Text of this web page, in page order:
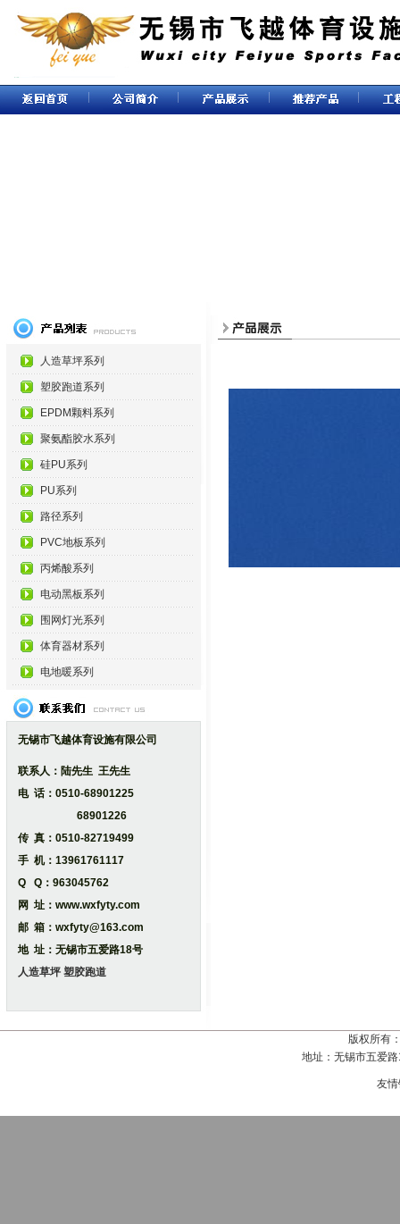
人造草坪系列
塑胶跑道系列
EPDM颗料系列
聚氨酯胶水系列
硅PU系列
PU系列
路径系列
PVC地板系列
丙烯酸系列
电动黑板系列
围网灯光系列
体育器材系列
电地暖系列
无锡市飞越体育设施有限公司
联系人：陆先生 王先生
电 话：0510-68901225
68901226
传 真：0510-82719499
手 机：13961761117
Q Q：963045762
网 址：www.wxfyty.com
邮 箱：wxfyty@163.com
地 址：无锡市五爱路18号
人造草坪 塑胶跑道
版权所有
地址：无锡市五爱
友